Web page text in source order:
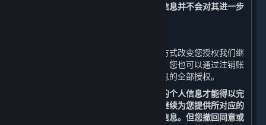
备份信息，我们将安全地存储您的个人信息并不会对其进一步
您可以通过删除信息、关闭设备功能等方式改变您授权我们继
续收集个人信息的范围或撤回您的授权。您也可以通过注销账
户的方式，撤回我们继续收集您个人信息的全部授权。
请您理解，每个业务功能需要一些基本的个人信息才能得以完
成，当您撤回同意或授权后，我们无法继续为您提供所对应的
内容和服务，也不再处理您相应的个人信息。但您撤回同意或